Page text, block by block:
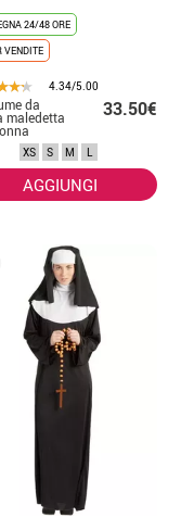
24/48 ORE
VENDITE
4.34/5.00
da
maledetta 33.50€
XS S M L
AGGIUNGI